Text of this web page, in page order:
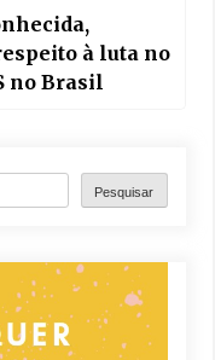
à luta no
no Brasil
Pesquisar